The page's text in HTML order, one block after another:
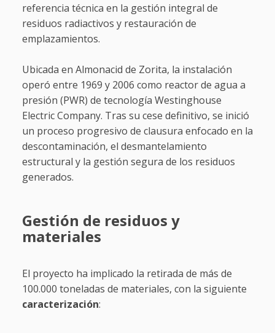
referencia técnica en la gestión integral de
residuos radiactivos y restauración de
emplazamientos.
Ubicada en Almonacid de Zorita, la instalación
operó entre 1969 y 2006 como reactor de agua a
presión (PWR) de tecnología Westinghouse
Electric Company. Tras su cese definitivo, se inició
un proceso progresivo de clausura enfocado en la
descontaminación, el desmantelamiento
estructural y la gestión segura de los residuos
generados.
Gestión de residuos y
materiales
El proyecto ha implicado la retirada de más de
100.000 toneladas de materiales, con la siguiente
caracterización: